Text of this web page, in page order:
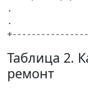
Таблица 2.
ремонт